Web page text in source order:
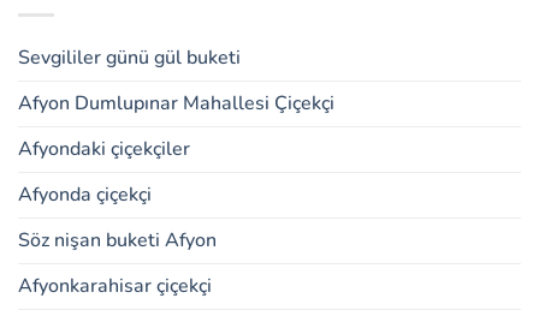
Sevgililer günü gül buketi
Afyon Dumlupınar Mahallesi Çiçekçi
Afyondaki çiçekçiler
Afyonda çiçekçi
Söz nişan buketi Afyon
Afyonkarahisar çiçekçi